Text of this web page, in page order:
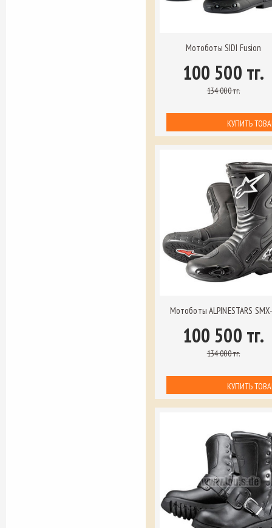
Мотоботы SIDI Fusion
100 500 тг.
134 000 тг.
Мотоботы ALPINESTARS
100 500 тг.
134 000 тг.